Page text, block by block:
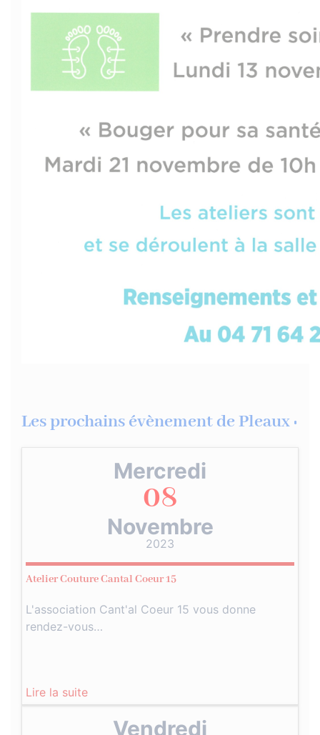
Les prochains évènement de Pleaux :
Mercredi
08
Novembre
2023
Atelier Couture Cantal Coeur 15
L'association Cant'al Coeur 15 vous donne
rendez-vous…
Lire la suite
Vendredi